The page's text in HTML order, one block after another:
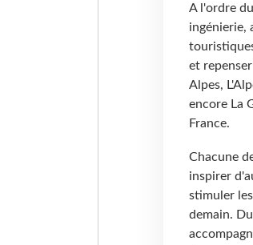
A l'ordre
ingénierie,
et
Alpes,
encore La
France.
Chacune
inspirer
stimuler
demain.